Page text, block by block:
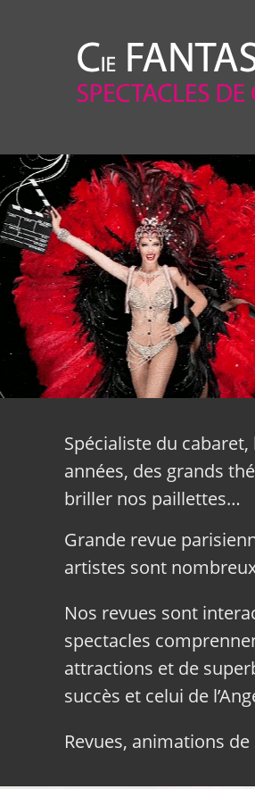
Spécialiste du
années, des grands
briller nos paillettes…
Grande revue
artistes sont
Nos revues sont
spectacles
attractions et de
succès et celui de
Revues, animations